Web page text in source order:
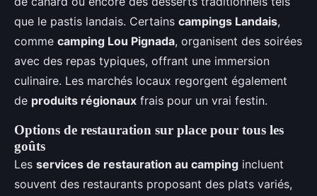
que le pastis landais. Certains campings Landais,
comme camping Lou Pignada, organisent des soirées
avec des repas typiques, offrant une immersion
culinaire. Les marchés locaux regorgent également
de produits régionaux frais pour un vrai festin.
Options de restauration sur place pour tous les
goûts
Les services de restauration au camping incluent
souvent des restaurants proposant des plats variés,